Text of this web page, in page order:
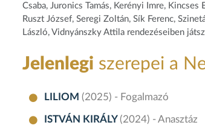
Csaba, Juronics Tamás, Kerényi Imre,
Ruszt József, Seregi Zoltán, Sík Ferenc,
László, Vidnyánszky Attila rendezéseiben
Jelenlegi szerepei a
LILIOM(2025) - Fogalmazó
ISTVÁN KIRÁLY(2024) - Anasztáz